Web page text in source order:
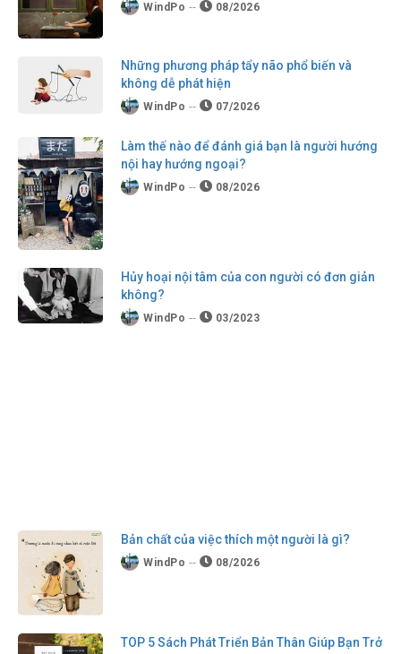
WindPo 08/2026
Những phương pháp tẩy não phổ biến và
không dễ phát hiện
WindPo 07/2026
Làm thế nào để đánh giá bạn là người hướng
nội hay hướng ngoại?
WindPo 08/2026
Hủy hoại nội tâm của con người có đơn giản
không?
WindPo 03/2023
Bản chất của việc thích một người là gì?
WindPo 08/2026
TOP 5 Sách Phát Triển Bản Thân Giúp Bạn Trở